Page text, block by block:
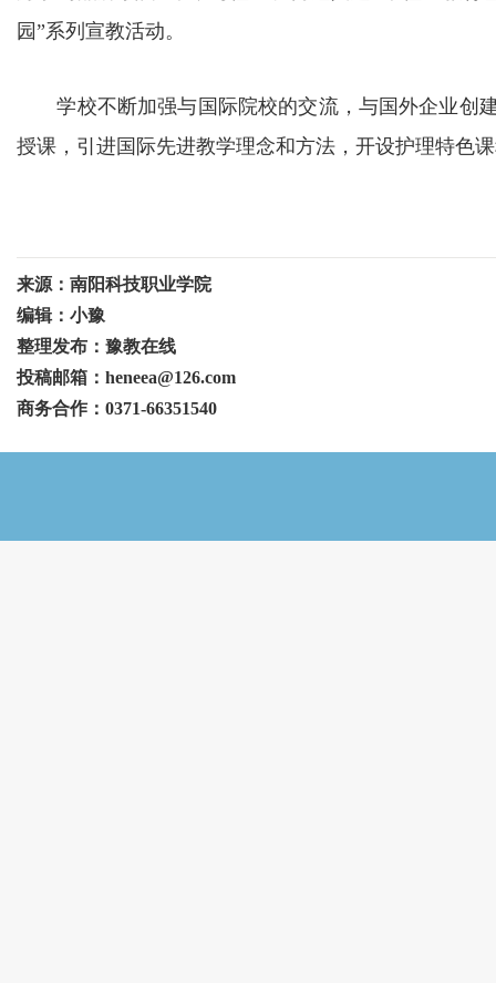
园”系列宣教活动。
学校不断加强与国际院校的交流，与国外企业创建
授课，引进国际先进教学理念和方法，开设护理特色
来源：南阳科技职业学院
编辑：小豫
整理发布：豫教在线
投稿邮箱：heneea@126.com
商务合作：0371-66351540